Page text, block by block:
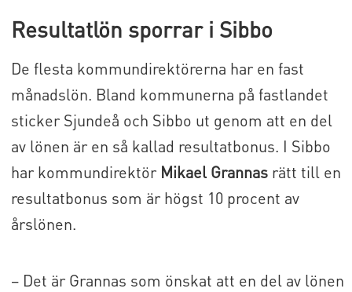
Resultatlön sporrar i Sibbo
De flesta kommundirektörerna har en fast
månadslön. Bland kommunerna på fastlandet
sticker Sjundeå och Sibbo ut genom att en del
av lönen är en så kallad resultatbonus. I Sibbo
har kommundirektör Mikael Grannasrätt till en
resultatbonus som är högst 10 procent av
årslönen.
– Det är Grannas som önskat att en del av lönen